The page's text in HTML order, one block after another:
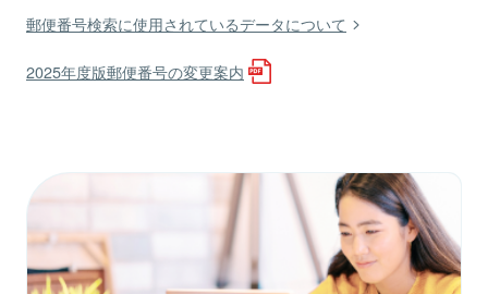
郵便番号検索に使用されているデータについて
2025年度版郵便番号の変更案内